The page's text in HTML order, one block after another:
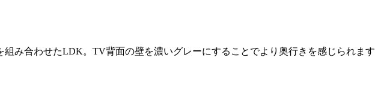
み合わせたLDK。TV背面の壁を濃いグレーにすることでより奥行きを感じられます